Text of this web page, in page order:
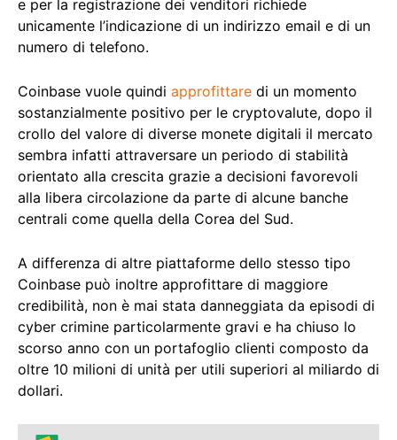
e per la registrazione dei venditori richiede
unicamente l’indicazione di un indirizzo email e di un
numero di telefono.
Coinbase vuole quindi approfittare di un momento
sostanzialmente positivo per le cryptovalute, dopo il
crollo del valore di diverse monete digitali il mercato
sembra infatti attraversare un periodo di stabilità
orientato alla crescita grazie a decisioni favorevoli
alla libera circolazione da parte di alcune banche
centrali come quella della Corea del Sud.
A differenza di altre piattaforme dello stesso tipo
Coinbase può inoltre approfittare di maggiore
credibilità, non è mai stata danneggiata da episodi di
cyber crimine particolarmente gravi e ha chiuso lo
scorso anno con un portafoglio clienti composto da
oltre 10 milioni di unità per utili superiori al miliardo di
dollari.